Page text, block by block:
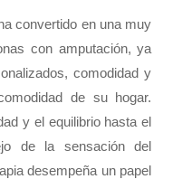
convertido en una muy
con amputación, ya
comodidad y
de su hogar.
y el equilibrio hasta el
de la sensación del
desempeña un papel